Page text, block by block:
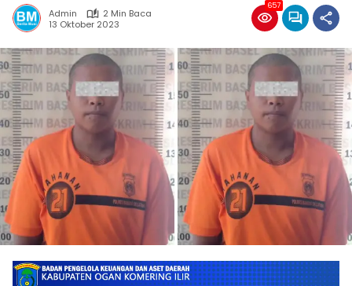
Admin
2 Min Baca
13 Oktober 2023
657